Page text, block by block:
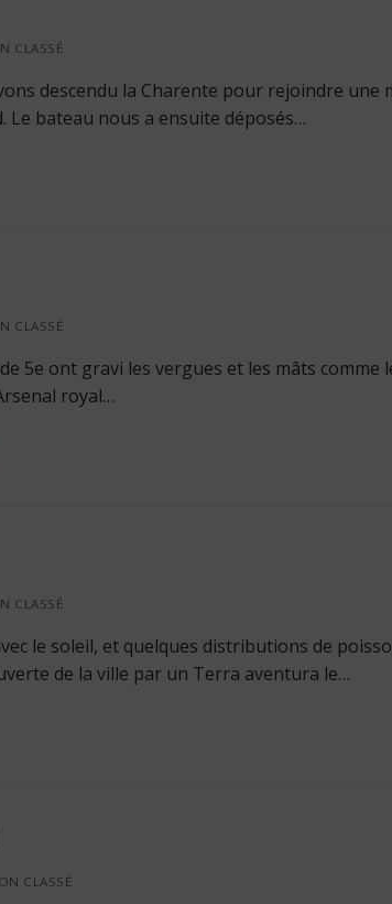
CLASSÉ
descendu la Charente pour rejoindre
Le bateau nous a ensuite déposés…
CLASSÉ
5e ont gravi les vergues et les mâts comme
royal…
CLASSÉ
le soleil, et quelques distributions de
de la ville par un Terra aventura le…
CLASSÉ